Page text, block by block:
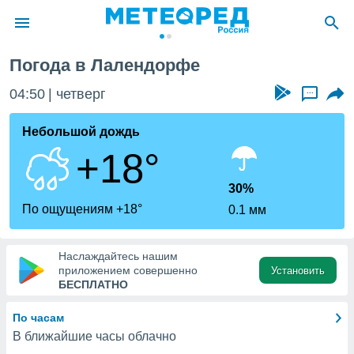
о
Вы можете
к этому
доступ
Погода в Лалендорфе
04:50 четверг ...
Небольшой дождь
+18°
По ощущениям +18°
30%
0.1 мм
Наслаждайтесь нашим
приложением совершенно
БЕСПЛАТНО
Установить
По часам
В ближайшие часы облачно